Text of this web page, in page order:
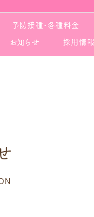
予防接種・各種料金
お知らせ 採用情報